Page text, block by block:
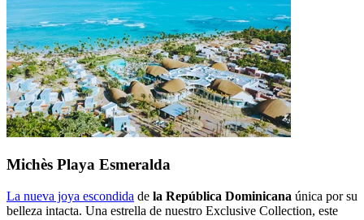
Michès Playa Esmeralda
La nueva joya escondida de la República Dominicana única por su
belleza intacta. Una estrella de nuestro Exclusive Collection, este